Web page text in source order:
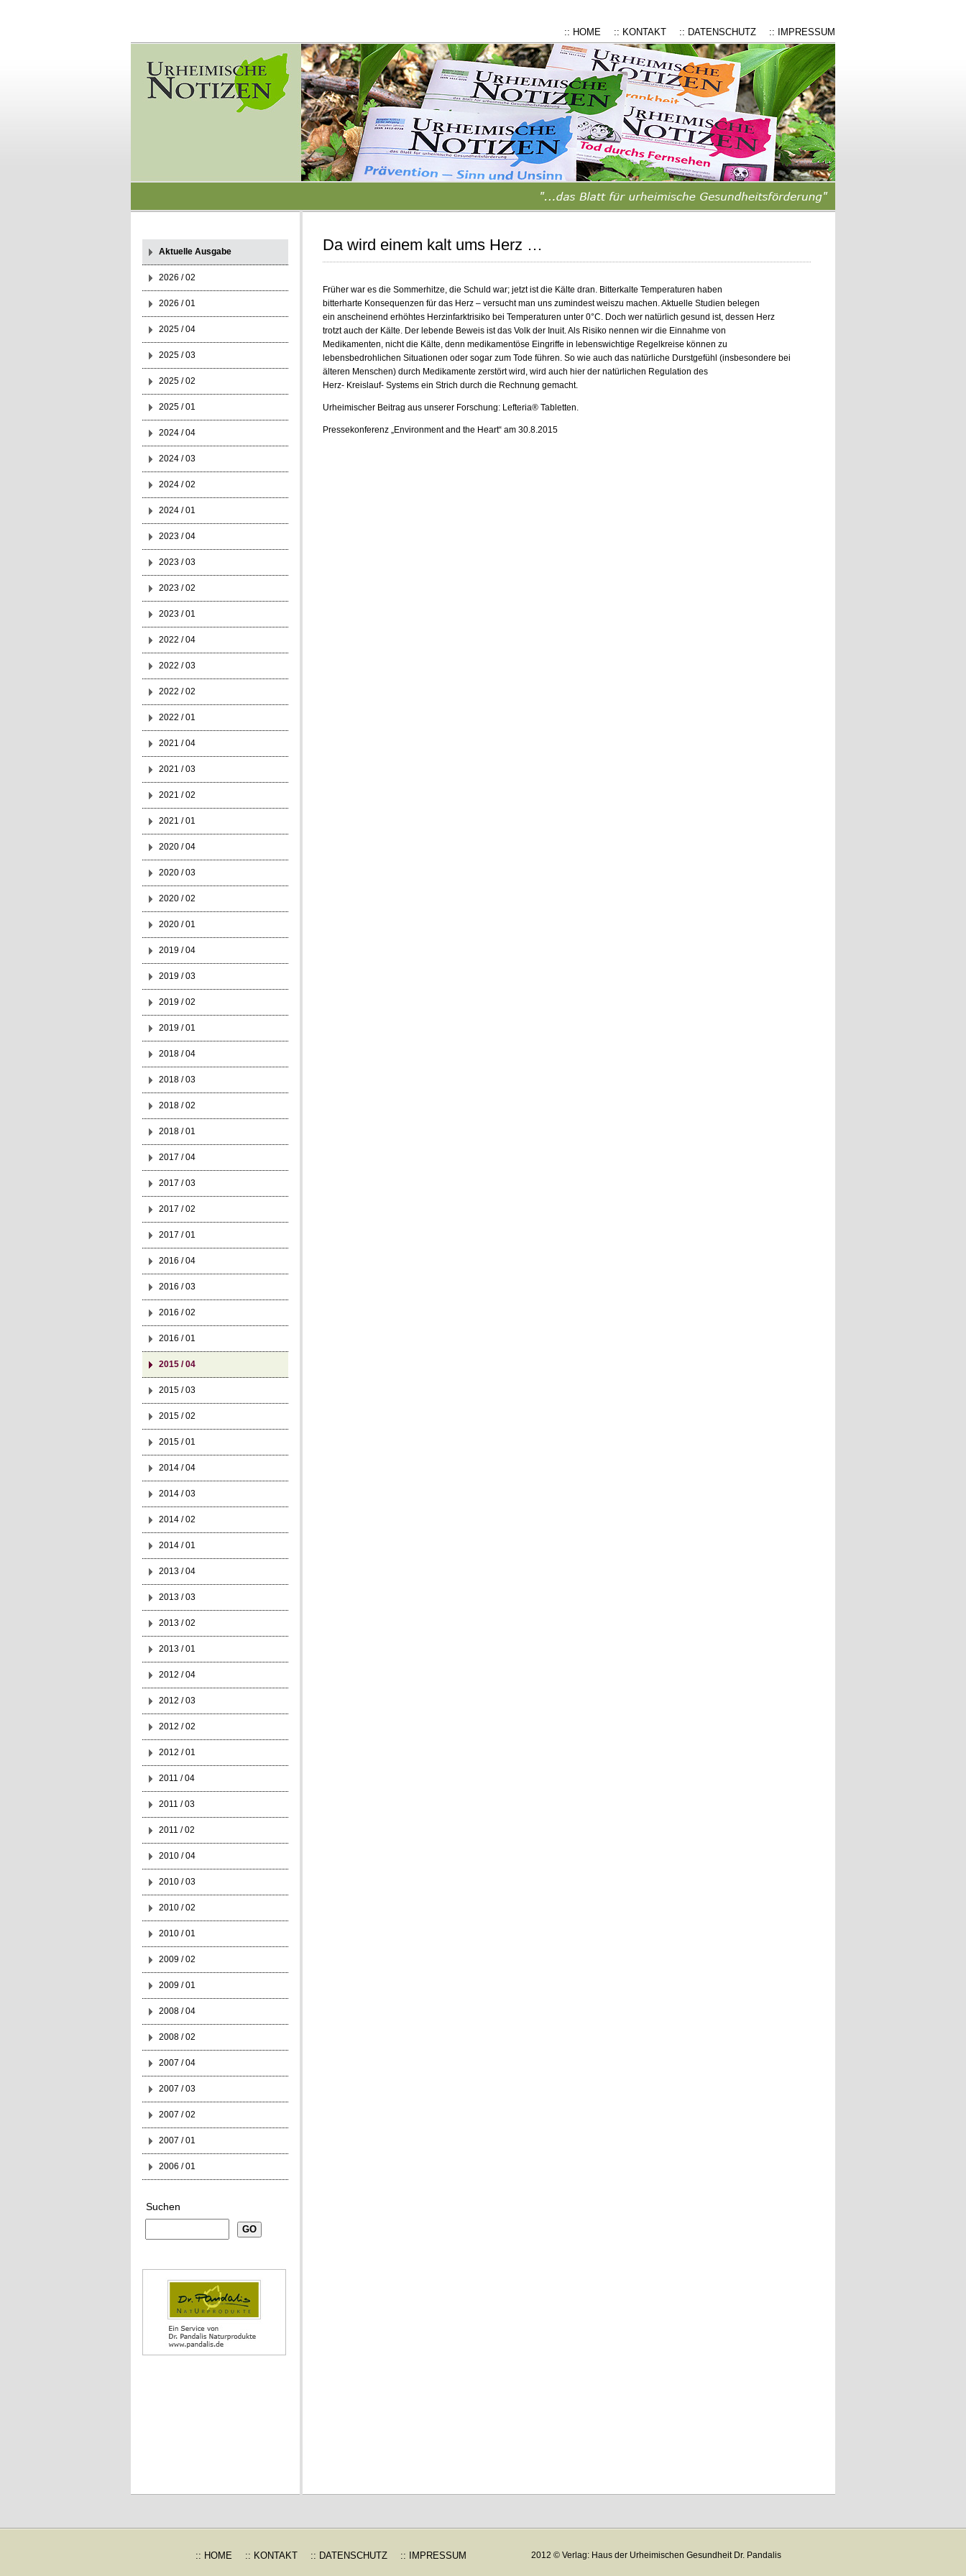
:: HOME :: KONTAKT :: DATENSCHUTZ :: IMPRESSUM
Da wird einem kalt ums Herz …
Früher war es die Sommerhitze, die Schuld war; jetzt ist die Kälte dran. Bitterkalte Temperaturen haben
bitterharte Konsequenzen für das Herz – versucht man uns zumindest weiszu machen. Aktuelle Studien belegen
ein anscheinend erhöhtes Herzinfarktrisiko bei Temperaturen unter 0°C. Doch wer natürlich gesund ist, dessen Herz
trotzt auch der Kälte. Der lebende Beweis ist das Volk der Inuit. Als Risiko nennen wir die Einnahme von
Medikamenten, nicht die Kälte, denn medikamentöse Eingriffe in lebenswichtige Regelkreise können zu
lebensbedrohlichen Situationen oder sogar zum Tode führen. So wie auch das natürliche Durstgefühl (insbesondere bei
älteren Menschen) durch Medikamente zerstört wird, wird auch hier der natürlichen Regulation des
Herz- Kreislauf- Systems ein Strich durch die Rechnung gemacht.
Urheimischer Beitrag aus unserer Forschung: Lefteria® Tabletten.
Pressekonferenz „Environment and the Heart“ am 30.8.2015
Aktuelle Ausgabe
2026 / 02
2026 / 01
2025 / 04
2025 / 03
2025 / 02
2025 / 01
2024 / 04
2024 / 03
2024 / 02
2024 / 01
2023 / 04
2023 / 03
2023 / 02
2023 / 01
2022 / 04
2022 / 03
2022 / 02
2022 / 01
2021 / 04
2021 / 03
2021 / 02
2021 / 01
2020 / 04
2020 / 03
2020 / 02
2020 / 01
2019 / 04
2019 / 03
2019 / 02
2019 / 01
2018 / 04
2018 / 03
2018 / 02
2018 / 01
2017 / 04
2017 / 03
2017 / 02
2017 / 01
2016 / 04
2016 / 03
2016 / 02
2016 / 01
2015 / 04
2015 / 03
2015 / 02
2015 / 01
2014 / 04
2014 / 03
2014 / 02
2014 / 01
2013 / 04
2013 / 03
2013 / 02
2013 / 01
2012 / 04
2012 / 03
2012 / 02
2012 / 01
2011 / 04
2011 / 03
2011 / 02
2010 / 04
2010 / 03
2010 / 02
2010 / 01
2009 / 02
2009 / 01
2008 / 04
2008 / 02
2007 / 04
2007 / 03
2007 / 02
2007 / 01
2006 / 01
Suchen
:: HOME :: KONTAKT :: DATENSCHUTZ :: IMPRESSUM 2012 © Verlag: Haus der Urheimischen Gesundheit Dr. Pandalis